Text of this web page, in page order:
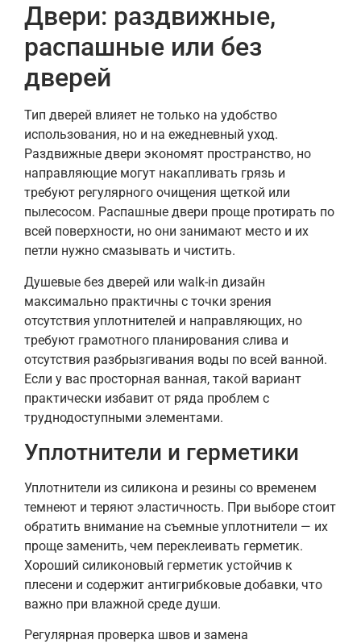
Двери: раздвижные,
распашные или без
дверей
Тип дверей влияет не только на удобство
использования, но и на ежедневный уход.
Раздвижные двери экономят пространство, но
направляющие могут накапливать грязь и
требуют регулярного очищения щеткой или
пылесосом. Распашные двери проще протирать по
всей поверхности, но они занимают место и их
петли нужно смазывать и чистить.
Душевые без дверей или walk-in дизайн
максимально практичны с точки зрения
отсутствия уплотнителей и направляющих, но
требуют грамотного планирования слива и
отсутствия разбрызгивания воды по всей ванной.
Если у вас просторная ванная, такой вариант
практически избавит от ряда проблем с
труднодоступными элементами.
Уплотнители и герметики
Уплотнители из силикона и резины со временем
темнеют и теряют эластичность. При выборе стоит
обратить внимание на съемные уплотнители — их
проще заменить, чем переклеивать герметик.
Хороший силиконовый герметик устойчив к
плесени и содержит антигрибковые добавки, что
важно при влажной среде души.
Регулярная проверка швов и замена